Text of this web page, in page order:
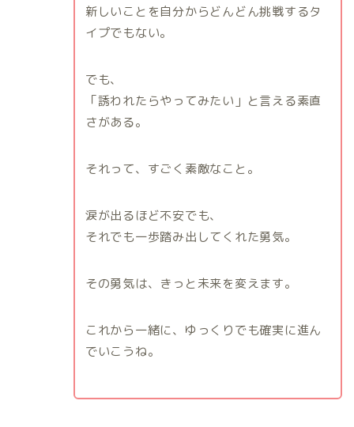
新しいことを自分からどんどん挑戦するタ
イプでもない。
でも、
「誘われたらやってみたい」と言える素直
さがある。
それって、すごく素敵なこと。
涙が出るほど不安でも、
それでも一歩踏み出してくれた勇気。
その勇気は、きっと未来を変えます。
これから一緒に、ゆっくりでも確実に進ん
でいこうね。